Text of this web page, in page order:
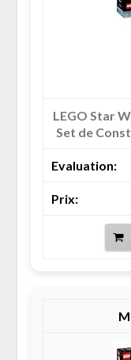
LEGO Star
Set de